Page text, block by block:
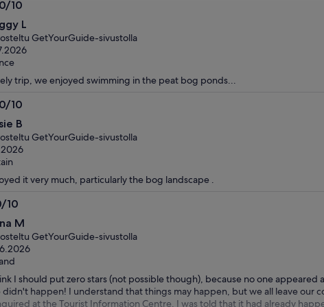
10
L
GetYourGuide-sivustolla
trip, we enjoyed swimming in the peat bog ponds...
10
B
GetYourGuide-sivustolla
it very much, particularly the bog landscape .
10
M
GetYourGuide-sivustolla
I should put zero stars (not possible though), because no one appeared
happen! I understand that things may happen, but we all leave our
at the Tourist Information Centre, I was told that it had already